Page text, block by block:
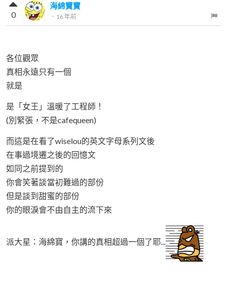
海綿寶寶
． 16 年前
0
各位觀眾
真相永遠只有一個
就是
是「女王」溫暖了工程師！
(別緊張，不是cafequeen)
而這是在看了wiselou的英文字母系列文後
在事過境遷之後的回憶文
如同之前提到的
你會笑著談當初難過的部份
但是談到甜蜜的部份
你的眼淚會不由自主的流下來
派大星：海綿寶，你講的真相超過一個了耶...